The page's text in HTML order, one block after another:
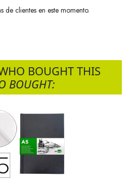
de clientes en este momento.
BOUGHT THIS
BOUGHT: